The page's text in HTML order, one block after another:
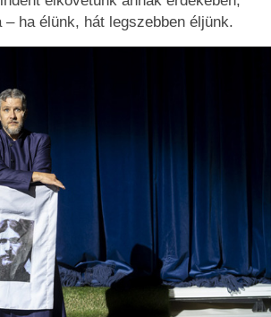
ha élünk, hát legszebben éljünk.